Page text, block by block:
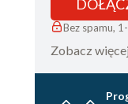
Bez spamu,
Zobacz